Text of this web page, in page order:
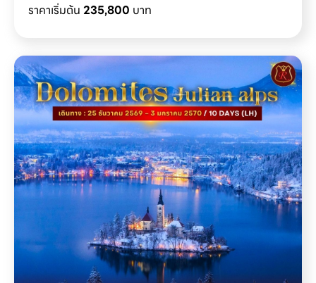
ราคาเริ่มต้น 235,800 บาท